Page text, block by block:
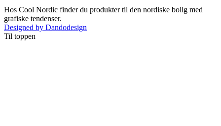
Hos Cool Nordic finder du produkter til den nordiske bolig med
grafiske tendenser.
Designed by Dandodesign
Til toppen